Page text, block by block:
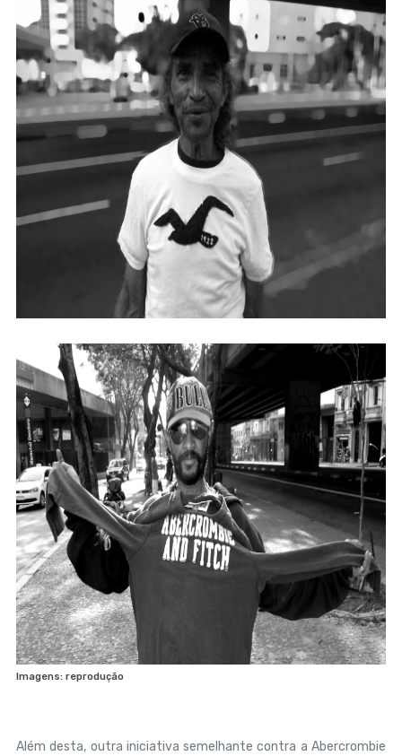
Imagens: reprodução
Além desta, outra iniciativa semelhante contra a Abercrombie